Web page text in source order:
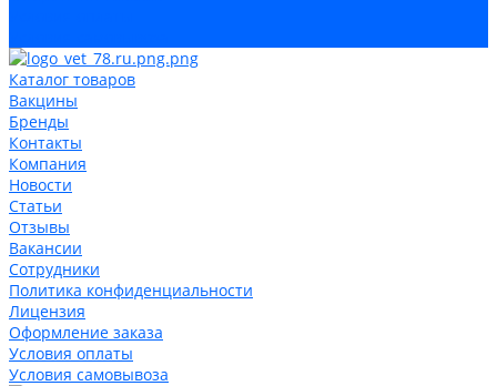
Каталог товаров
Вакцины
Бренды
Контакты
Компания
Новости
Статьи
Отзывы
Вакансии
Сотрудники
Политика конфиденциальности
Лицензия
Оформление заказа
Условия оплаты
Условия самовывоза